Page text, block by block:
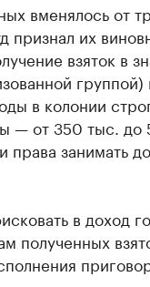
вменялось от
признал их
взяток в
группой)
в колонии
— от 350 тыс. до
права занимать
в доход
полученных